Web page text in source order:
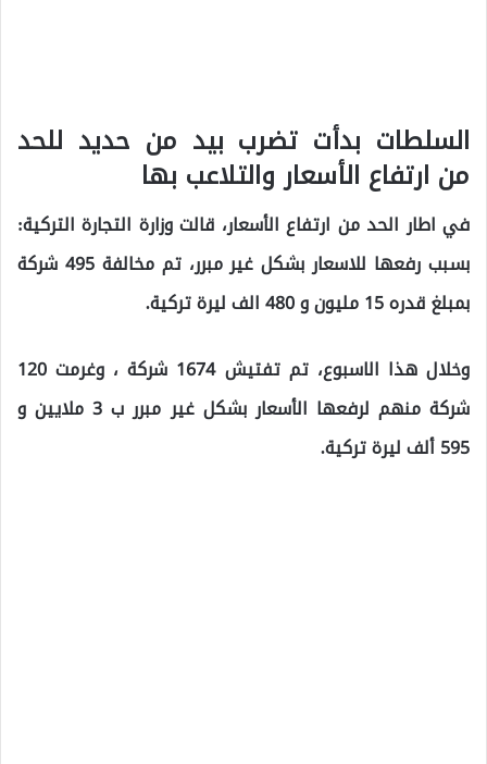
السلطات بدأت تضرب بيد من حديد للحد
من ارتفاع الأسعار والتلاعب بها
في اطار الحد من ارتفاع الأسعار، قالت وزارة التجارة التركية:
بسبب رفعها للاسعار بشكل غير مبرر، تم مخالفة 495 شركة
بمبلغ قدره 15 مليون و 480 الف ليرة تركية.
وخلال هذا الاسبوع، تم تفتيش 1674 شركة ، وغرمت 120
شركة منهم لرفعها الأسعار بشكل غير مبرر ب 3 ملايين و
595 ألف ليرة تركية.